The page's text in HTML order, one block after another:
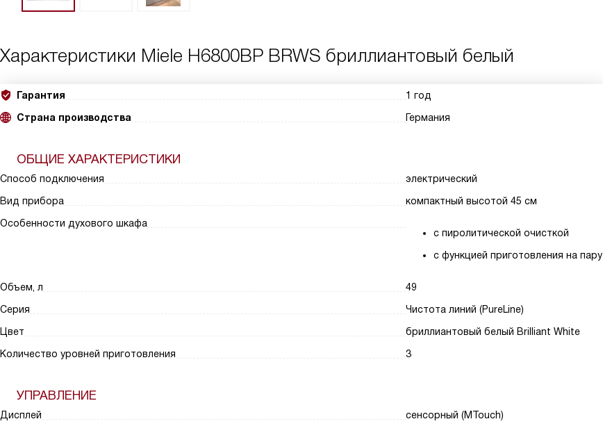
Характеристики Miele H6800BP BRWS бриллиантовый белый
Гарантия
1 год
Страна производства
Германия
ОБЩИЕ ХАРАКТЕРИСТИКИ
Способ подключения
электрический
Вид прибора
компактный высотой 45 см
Особенности духового шкафа
с пиролитической очисткой
с функцией приготовления на пару
Объем, л
49
Серия
Чистота линий (PureLine)
Цвет
бриллиантовый белый Brilliant White
Количество уровней приготовления
3
УПРАВЛЕНИЕ
Дисплей
сенсорный (MTouch)